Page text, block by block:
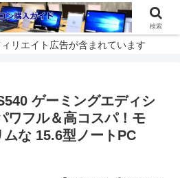
リエイト広告が含まれています
ゲーミングエディシ
ワフル＆高コスパ！モ
な 15.6型ノートPC
検索